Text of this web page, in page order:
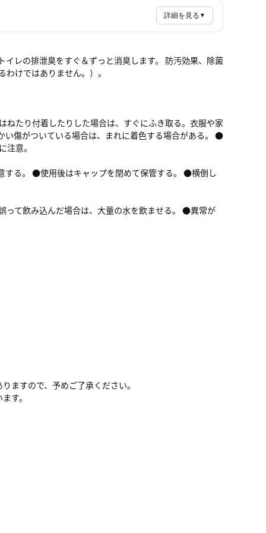
詳細を見る ▼
レの排泄臭をすぐ＆ずっと消臭します。 防汚効果、除菌
けではありません。）。
たり付着したりした場合は、すぐにふき取る。衣服や家
傷がついている場合は、まれに着色する場合がある。 ●
意。
る。 ●使用後はキャップを閉めて保管する。 ●横倒し
て飲み込んだ場合は、大量の水を飲ませる。 ●異常が
ますので、予めご了承ください。
す。